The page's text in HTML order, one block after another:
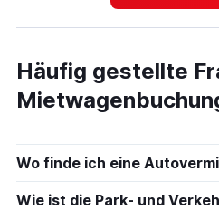
Häufig gestellte
Wo finde ich eine
Wie ist die Park- und